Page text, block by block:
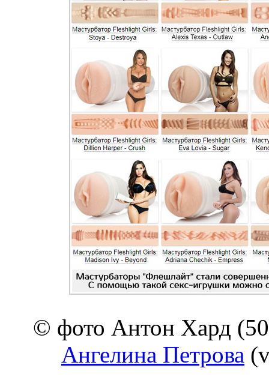
© фото Антон Хард
Ангелина Петрова